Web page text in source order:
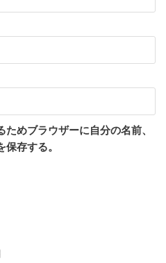
めブラウザーに自分の名前、
存する。